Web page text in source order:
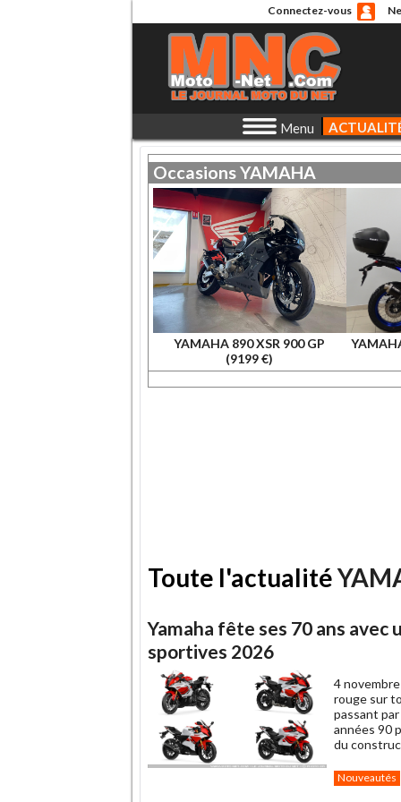
Connectez-vous
Menu
OccasionsYAMAHA
YAMAHA 890 XSR 900 GP
(9199 €)
Toute l'actualité
Yamaha fête ses 70 ans
sportives 2026
4
rouge sur
passant
années 90
du
Nouveautés